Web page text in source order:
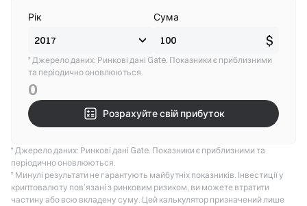
Рік Сума
$
* Джерело даних: Ринкові дані Gate. Показники є приблизними
та періодично оновлюються.
0
Розрахуйте свій прибуток
* Джерело даних: Ринкові дані Gate. Показники є приблизними та
періодично оновлюються.
* Минулі результати не гарантують майбутніх показників. Інвестиції у
криптовалюту пов’язані з ринковим ризиком, ви можете втратити
частину або всю вкладену суму. Цей калькулятор призначений лише